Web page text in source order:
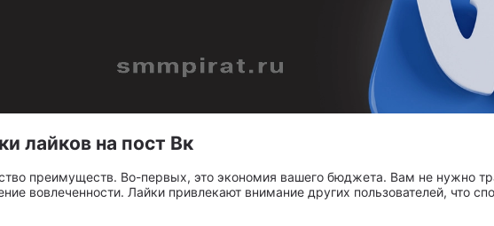
лайков на пост Вк
преимуществ. Во-первых, это экономия вашего бюджета. Вам не нужно
вовлеченности. Лайки привлекают внимание других пользователей, что